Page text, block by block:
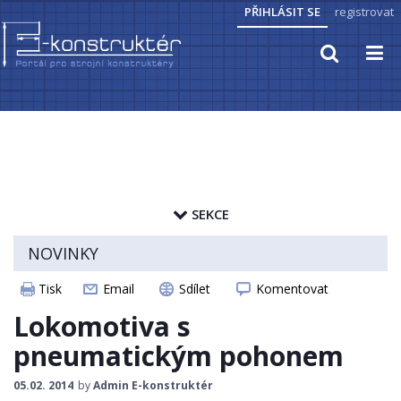
PŘIHLÁSIT SE registrovat
PŘEVODY JEDNOTEK
CAD MODELY
STROJNICKÉ TABULKY
SEKCE
SENZORIKA
ZAJÍMAVOSTI
NOVINKY
Tisk Email Sdílet Komentovat
Lokomotiva s
pneumatickým pohonem
05.02. 2014 byAdmin E-konstruktér